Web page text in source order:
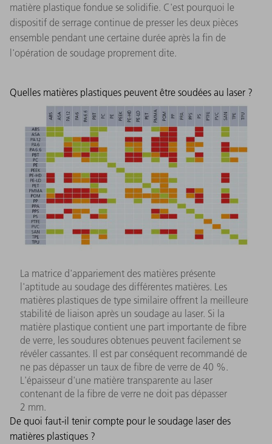
matière plastique fondue se solidifie. C'est pourquoi le
dispositif de serrage continue de presser les deux pièces
ensemble pendant une certaine durée après la fin de
l'opération de soudage proprement dite.
Quelles matières plastiques peuvent être soudées au laser ?
La matrice d'appariement des matières présente
l'aptitude au soudage des différentes matières. Les
matières plastiques de type similaire offrent la meilleure
stabilité de liaison après un soudage au laser. Si la
matière plastique contient une part importante de fibre
de verre, les soudures obtenues peuvent facilement se
révéler cassantes. Il est par conséquent recommandé de
ne pas dépasser un taux de fibre de verre de 40 %.
L'épaisseur d'une matière transparente au laser
contenant de la fibre de verre ne doit pas dépasser
2 mm.
De quoi faut-il tenir compte pour le soudage laser des
matières plastiques ?